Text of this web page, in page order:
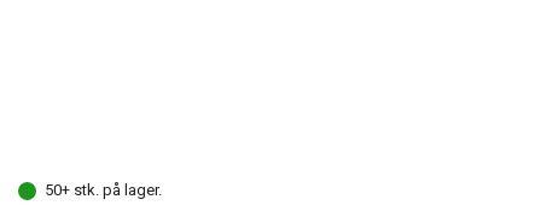
50+ stk. på lager.